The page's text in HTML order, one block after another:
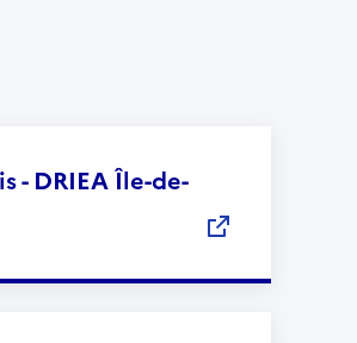
- DRIEA Île-de-